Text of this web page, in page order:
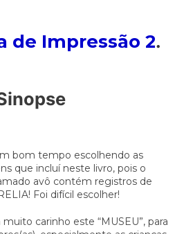
de Impressão 2.
bom tempo escolhendo as
que incluí neste livro, pois o
avô contém registros de
Foi difícil escolher!
carinho este “MUSEU”, para